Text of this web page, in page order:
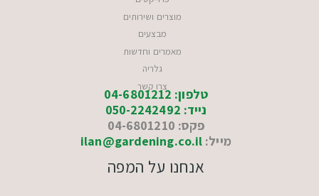
מוצרים ושירותים
מבצעים
מאמרים וחדשות
גלריה
צרו קשר
טלפון: 04-6801212
נייד: 050-2242492
פקס: 04-6801210
מייל: ilan@gardening.co.il
אנחנו על המפה